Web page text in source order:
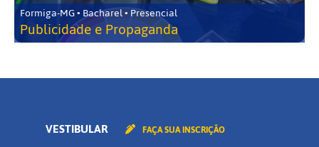
Formiga-MG • Bacharel • Presencial
Publicidade e Propaganda
VESTIBULAR FAÇA SUA INSCRIÇÃO